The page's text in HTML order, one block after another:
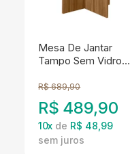
Mesa De Jantar
Tampo Sem Vidro 4
Helo Carvalho Off
White POLIMAN
R$ 689,90
R$ 489,90
10x de R$ 48,99